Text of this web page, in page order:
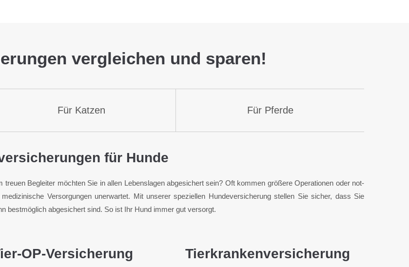
vergleichen und sparen!
Für Katzen Für Pferde
für Hunde
treuen Begleiter möchten Sie in allen Lebens­lagen ab­ge­sichert sein? Oft kommen größere Opera­tionen oder not­
medizinische Ver­sorgungen un­er­wartet. Mit unserer speziellen Hunde­ver­sicher­ung stellen Sie sicher, dass Sie
best­möglich ab­ge­sichert sind. So ist Ihr Hund immer gut versorgt.
OP-Versicherung Tierkranken­versicherung